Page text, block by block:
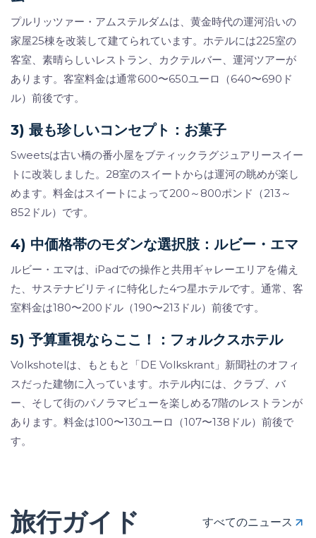
プルリッツァー・アムステルダムは、黄金時代の運河沿いの
家屋25棟を改装して建てられています。ホテルには225室の
客室、素晴らしいレストラン、カクテルバー、運河ツアーが
あります。客室料金は通常600〜650ユーロ（640〜690ド
ル）前後です。
3) 最も珍しいコンセプト：お菓子
Sweetsは古い橋の番小屋をブティックラグジュアリースイー
トに改装しました。28室のスイートからは運河の眺めが楽し
めます。料金はスイートによって200～800ポンド（213～
852ドル）です。
4) 中価格帯のモダンな選択肢：ルビー・エマ
ルビー・エマは、iPadでの操作と共用ギャレーエリアを備え
た、サステナビリティに特化した4つ星ホテルです。通常、客
室料金は180〜200ドル（190〜213ドル）前後です。
5) 予算重視ならここ！：フォルクスホテル
Volkshotelは、もともと「DE Volkskrant」新聞社のオフィ
スだった建物に入っています。ホテル内には、クラブ、バ
ー、そして街のパノラマビューを楽しめる7階のレストランが
あります。料金は100〜130ユーロ（107〜138ドル）前後で
す。
旅行ガイド すべてのニュース